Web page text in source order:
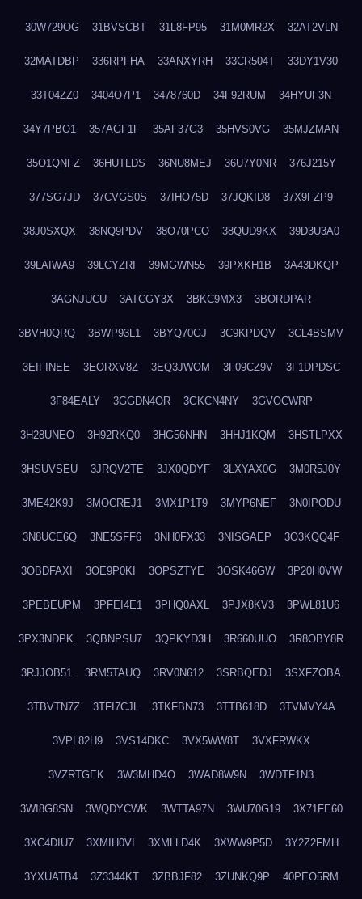
30W729OG 31BVSCBT 31L8FP95 31M0MR2X 32AT2VLN
32MATDBP 336RPFHA 33ANXYRH 33CR504T 33DY1V30
33T04ZZ0 3404O7P1 3478760D 34F92RUM 34HYUF3N
34Y7PBO1 357AGF1F 35AF37G3 35HVS0VG 35MJZMAN
35O1QNFZ 36HUTLDS 36NU8MEJ 36U7Y0NR 376J215Y
377SG7JD 37CVGS0S 37IHO75D 37JQKID8 37X9FZP9
38J0SXQX 38NQ9PDV 38O70PCO 38QUD9KX 39D3U3A0
39LAIWA9 39LCYZRI 39MGWN55 39PXKH1B 3A43DKQP
3AGNJUCU 3ATCGY3X 3BKC9MX3 3BORDPAR
3BVH0QRQ 3BWP93L1 3BYQ70GJ 3C9KPDQV 3CL4BSMV
3EIFINEE 3EORXV8Z 3EQ3JWOM 3F09CZ9V 3F1DPDSC
3F84EALY 3GGDN4OR 3GKCN4NY 3GVOCWRP
3H28UNEO 3H92RKQ0 3HG56NHN 3HHJ1KQM 3HSTLPXX
3HSUVSEU 3JRQV2TE 3JX0QDYF 3LXYAX0G 3M0R5J0Y
3ME42K9J 3MOCREJ1 3MX1P1T9 3MYP6NEF 3N0IPODU
3N8UCE6Q 3NE5SFF6 3NH0FX33 3NISGAEP 3O3KQQ4F
3OBDFAXI 3OE9P0KI 3OPSZTYE 3OSK46GW 3P20H0VW
3PEBEUPM 3PFEI4E1 3PHQ0AXL 3PJX8KV3 3PWL81U6
3PX3NDPK 3QBNPSU7 3QPKYD3H 3R660UUO 3R8OBY8R
3RJJOB51 3RM5TAUQ 3RV0N612 3SRBQEDJ 3SXFZOBA
3TBVTN7Z 3TFI7CJL 3TKFBN73 3TTB618D 3TVMVY4A
3VPL82H9 3VS14DKC 3VX5WW8T 3VXFRWKX
3VZRTGEK 3W3MHD4O 3WAD8W9N 3WDTF1N3
3WI8G8SN 3WQDYCWK 3WTTA97N 3WU70G19 3X71FE60
3XC4DIU7 3XMIH0VI 3XMLLD4K 3XWW9P5D 3Y2Z2FMH
3YXUATB4 3Z3344KT 3ZBBJF82 3ZUNKQ9P 40PEO5RM